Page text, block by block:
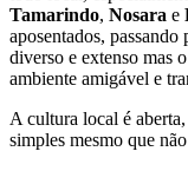
Tamarindo, Nosara e
aposentados, passando
diverso e extenso mas
ambiente amigável e
A cultura local é
simples mesmo que